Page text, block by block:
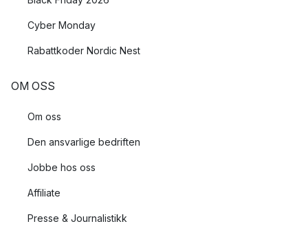
Cyber Monday
Rabattkoder Nordic Nest
OM OSS
Om oss
Den ansvarlige bedriften
Jobbe hos oss
Affiliate
Presse & Journalistikk